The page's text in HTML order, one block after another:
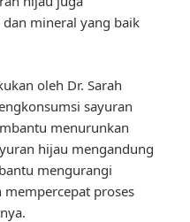
mineral yang baik
oleh Dr. Sarah
sayuran
menurunkan
hijau mengandung
mengurangi
proses